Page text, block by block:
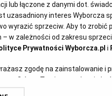
użyciu środków
się do tego
uzyskanie zamówienia
tzw. progi unijne*1, w
lub łączone z danymi dot.
interes Wyborcza
wyrazić sprzeciw. Aby to zrobić
w zależności od zakresu
Prywatności Wyborcza.pl i
zgodę na zainstalowanie i
S.A. na Twoim urządzeniu
ponownie wywołując